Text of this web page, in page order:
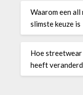
Waarom een
slimste keuze is
Hoe streetwear
heeft veranderd